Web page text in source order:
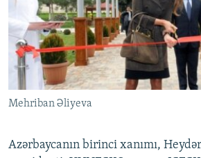
FOTOQALEREYA
İNFOQRAFIKA
KARIKATURA
OXU ZALI
AZƏRBAYCAN ƏDƏBIYYATI KITABXANASI
İSLAM VƏ DEMOKRATIYA
İZ - MƏDƏNIYYƏT PROQRAMI
HAQQIMIZDA
MISSIYAMIZ
PEŞƏ ETIKASI VƏ JURNALISTIKA
MATERIALLARIMIZDAN ISTIFADƏ
AZADLIQRADIOSU MOBIL TELEFONUNUZDA
BIZI IZLƏ
RFE/RL-in bütün saytları
Mehriban Əliyeva
Azərbaycanın birinci xanımı,